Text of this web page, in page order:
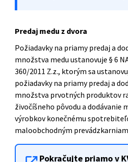
Predaj medu z dvora
Požiadavky na priamy predaj a
množstva medu ustanovuje § 6
360/2011 Z.z., ktorým sa
požiadavky na priamy predaj a
množstva prvotných produktov
živočíšneho pôvodu a dodávanie
výrobkov konečnému
maloobchodným
Pokračujte priamo v